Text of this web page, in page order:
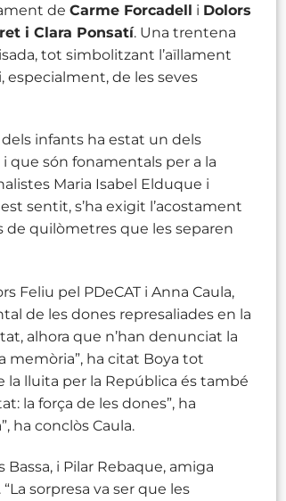
de Carme Forcadell i Dolors
i Clara Ponsatí. Una trentena
tot simbolitzant l’aïllament
de les seves
infants ha estat un dels
que són fonamentals per a la
Maria Isabel Elduque i
sentit, s’ha exigit l’acostament
de quilòmetres que les separen
Feliu pel PDeCAT i Anna Caula,
de les dones represaliades en la
alhora que n’han denunciat la
memòria”, ha citat Boya tot
la lluita per la República és també
la força de les dones”, ha
ha conclòs Caula.
i Pilar Rebaque, amiga
sorpresa va ser que les